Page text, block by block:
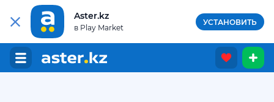
Aster.kz
в Play Market
УСТАНОВИТЬ